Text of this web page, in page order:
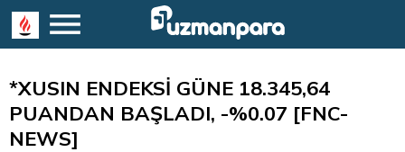
*XUSIN ENDEKSİ GÜNE 18.345,64
PUANDAN BAŞLADI, -%0.07 [FNC-
NEWS]